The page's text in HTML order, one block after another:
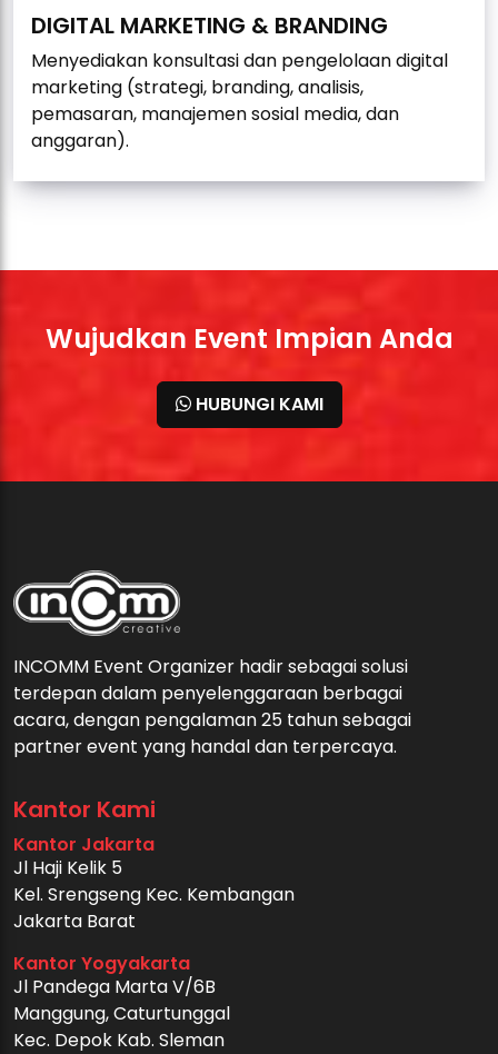
DIGITAL MARKETING & BRANDING
Menyediakan konsultasi dan pengelolaan digital
marketing (strategi, branding, analisis,
pemasaran, manajemen sosial media, dan
anggaran).
Wujudkan Event Impian Anda
HUBUNGI KAMI
INCOMM Event Organizer hadir sebagai solusi
terdepan dalam penyelenggaraan berbagai
acara, dengan pengalaman 25 tahun sebagai
partner event yang handal dan terpercaya.
Kantor Kami
Kantor Jakarta
Jl Haji Kelik 5
Kel. Srengseng Kec. Kembangan
Jakarta Barat
Kantor Yogyakarta
Jl Pandega Marta V/6B
Manggung, Caturtunggal
Kec. Depok Kab. Sleman